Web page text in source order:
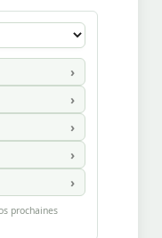
prochaines